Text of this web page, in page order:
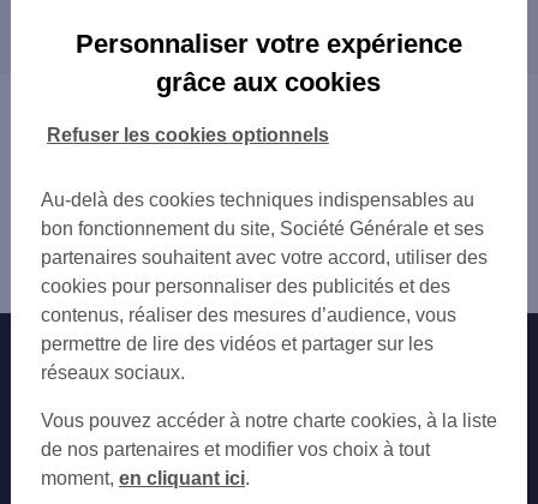
BOURG EN BRESSE 22 RUE GUSTAVE LEGE
BOURG EN BRESSE 2 RUE JEAN MORGON
TOTAL BOURG JASSERON
VONNAS 7 RUE EUGENE DUBOIS
proximité
Vous êtes ici : Accueil
Trouver une agence bancaire
Ain
Bourg en Bresse
Distributeur/automate BOURG EN BRESSE 2 AV ALSACE
LORRAIN
Nos engagements Nous contacter
Autres sites SG
Professionnels
Entreprises
Personnaliser votre expérience
grâce aux cookies
Au-delà des cookies techniques indispensables au
bon fonctionnement du site, Société Générale et ses
partenaires souhaitent avec votre accord, utiliser des
cookies pour personnaliser des publicités et des
contenus, réaliser des mesures d’audience, vous
permettre de lire des vidéos et partager sur les
réseaux sociaux.
Vous pouvez accéder à notre charte cookies, à la liste
de nos partenaires et modifier vos choix à tout
moment, en cliquant ici.
Refuser les cookies optionnels